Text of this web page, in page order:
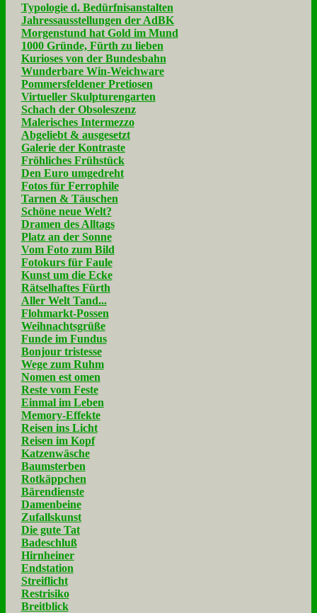
Typologie d. Bedürfnisanstalten
Jahressausstellungen der AdBK
Morgenstund hat Gold im Mund
1000 Gründe, Fürth zu lieben
Kurioses von der Bundesbahn
Wunderbare Win-Weichware
Pommersfeldener Pretiosen
Virtueller Skulpturengarten
Schach der Obsoleszenz
Malerisches Intermezzo
Abgeliebt & ausgesetzt
Galerie der Kontraste
Fröhliches Frühstück
Den Euro umgedreht
Fotos für Ferrophile
Tarnen & Täuschen
Schöne neue Welt?
Dramen des Alltags
Platz an der Sonne
Vom Foto zum Bild
Fotokurs für Faule
Kunst um die Ecke
Rätselhaftes Fürth
Aller Welt Tand...
Flohmarkt-Possen
Weihnachtsgrüße
Funde im Fundus
Bonjour tristesse
Wege zum Ruhm
Nomen est omen
Reste vom Feste
Einmal im Leben
Memory-Effekte
Reisen ins Licht
Reisen im Kopf
Katzenwäsche
Baumsterben
Rotkäppchen
Bärendienste
Damenbeine
Zufallskunst
Die gute Tat
Badeschluß
Hirnheiner
Endstation
Streiflicht
Restrisiko
Breitblick